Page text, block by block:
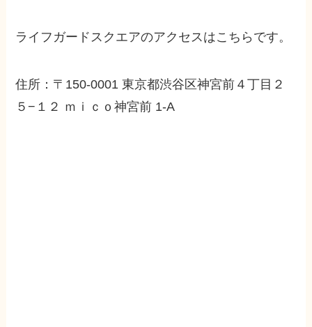
ライフガードスクエアのアクセスはこちらです。
住所：〒150-0001 東京都渋谷区神宮前４丁目２
５−１２ ｍｉｃｏ神宮前 1-A